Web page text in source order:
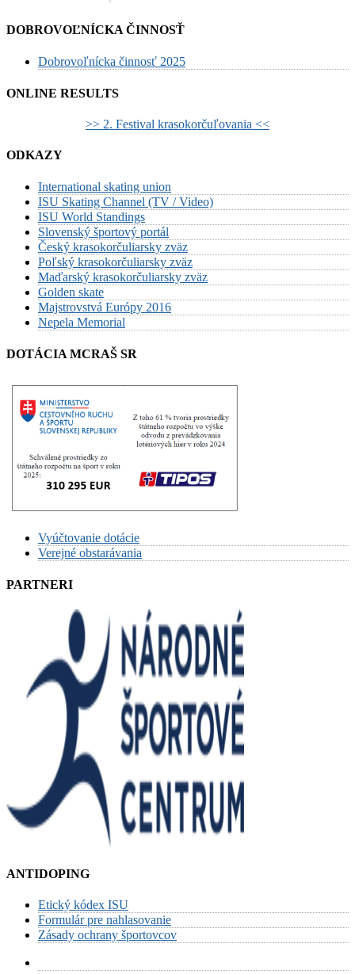
DOBROVOĽNÍCKA ČINNOSŤ
Dobrovoľnícka činnosť 2025
ONLINE RESULTS
>> 2. Festival krasokorčuľovania <<
ODKAZY
International skating union
ISU Skating Channel (TV / Video)
ISU World Standings
Slovenský športový portál
Český krasokorčuliarsky zväz
Poľský krasokorčuliarsky zväz
Maďarský krasokorčuliarsky zväz
Golden skate
Majstrovstvá Európy 2016
Nepela Memorial
DOTÁCIA MCRAŠ SR
Vyúčtovanie dotácie
Verejné obstarávania
PARTNERI
ANTIDOPING
Etický kódex ISU
Formulár pre nahlasovanie
Zásady ochrany športovcov